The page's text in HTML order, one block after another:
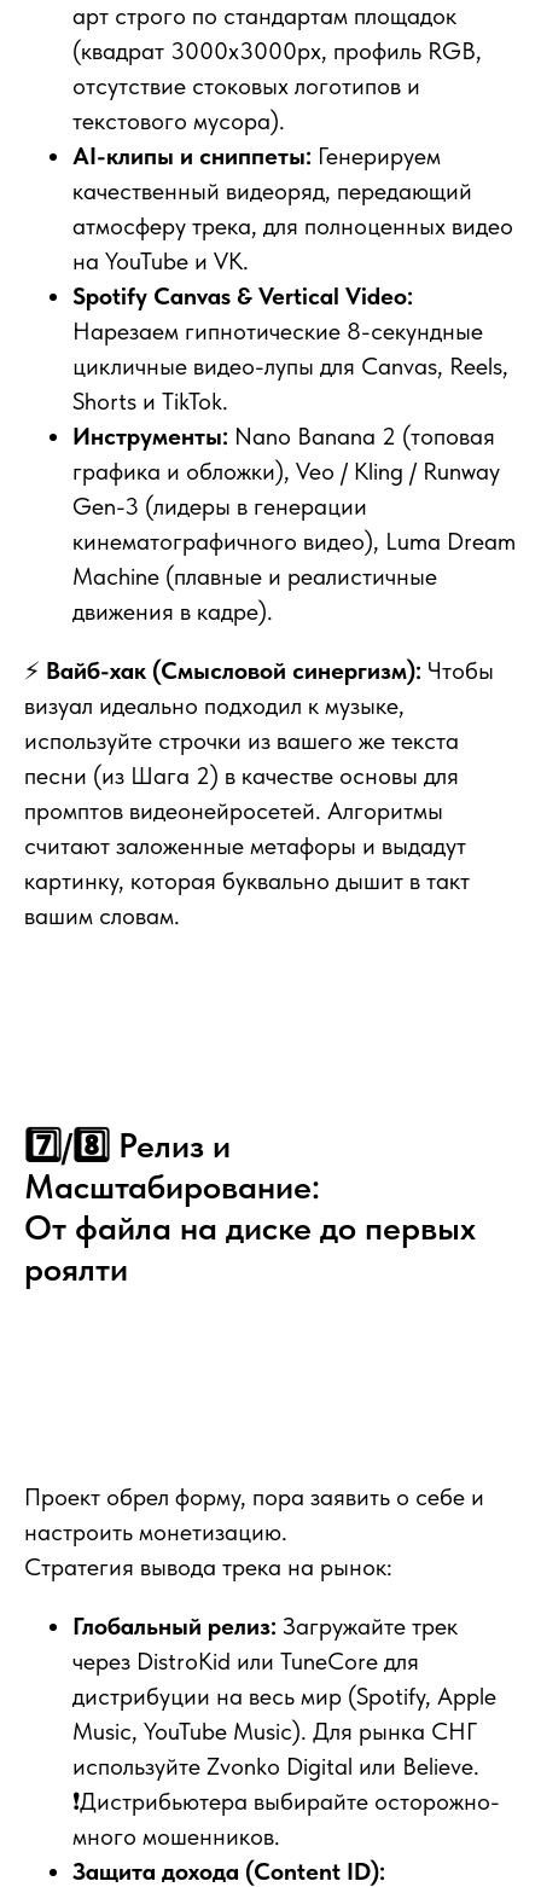
арт строго по стандартам площадок
(квадрат 3000x3000px, профиль RGB,
отсутствие стоковых логотипов и
текстового мусора).
AI-клипы и сниппеты: Генерируем
качественный видеоряд, передающий
атмосферу трека, для полноценных видео
на YouTube и VK.
Spotify Canvas & Vertical Video:
Нарезаем гипнотические 8-секундные
цикличные видео-лупы для Canvas, Reels,
Shorts и TikTok.
Инструменты: Nano Banana 2 (топовая
графика и обложки), Veo / Kling / Runway
Gen-3 (лидеры в генерации
кинематографичного видео), Luma Dream
Machine (плавные и реалистичные
движения в кадре).
⚡ Вайб-хак (Смысловой синергизм): Чтобы
визуал идеально подходил к музыке,
используйте строчки из вашего же текста
песни (из Шага 2) в качестве основы для
промптов видеонейросетей. Алгоритмы
считают заложенные метафоры и выдадут
картинку, которая буквально дышит в такт
вашим словам.
7️⃣/8️⃣ Релиз и
Масштабирование:
От файла на диске до первых
роялти
Проект обрел форму, пора заявить о себе и
настроить монетизацию.
Стратегия вывода трека на рынок:
Глобальный релиз: Загружайте трек
через DistroKid или TuneCore для
дистрибуции на весь мир (Spotify, Apple
Music, YouTube Music). Для рынка СНГ
используйте Zvonko Digital или Believe.
❗Дистрибьютера выбирайте осторожно-
много мошенников.
Защита дохода (Content ID):